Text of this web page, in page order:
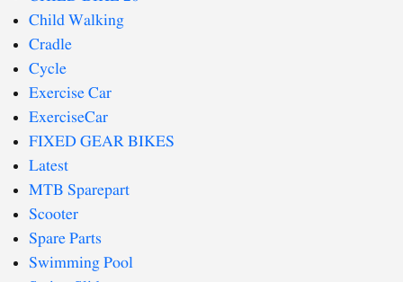
Child Walking
Cradle
Cycle
Exercise Car
ExerciseCar
FIXED GEAR BIKES
Latest
MTB Sparepart
Scooter
Spare Parts
Swimming Pool